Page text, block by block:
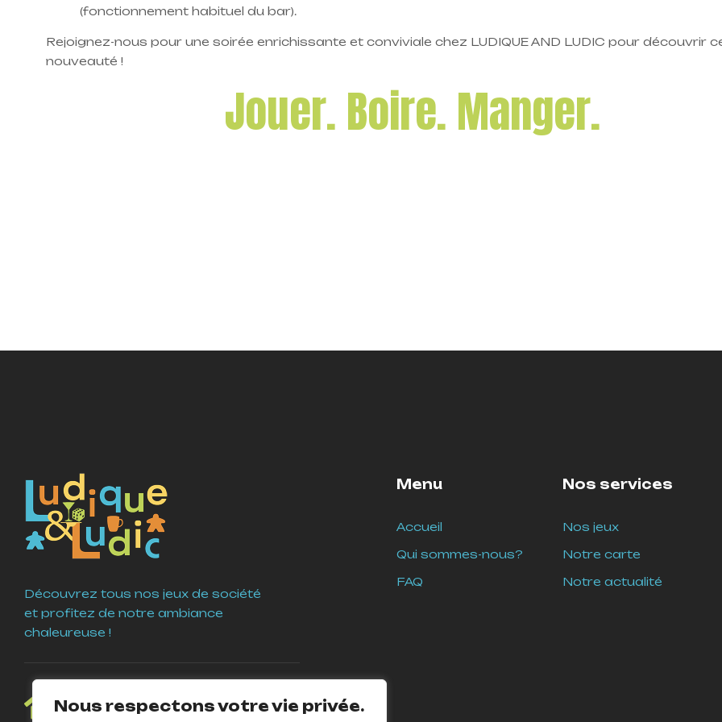
Nous respectons votre vie privée.
(fonctionnement habituel du bar).
Rejoignez-nous pour une soirée enrichissante et conviviale chez LUDIQUE AND LUDIC pour découvrir
nouveauté !
Jouer. Boire. Manger.
Découvrez tous nos jeux de société
et profitez de notre ambiance
chaleureuse !
58000 Nevers
Menu
Accueil
Qui sommes-nous?
FAQ
Nos services
Nos jeux
Notre carte
Notre actualité